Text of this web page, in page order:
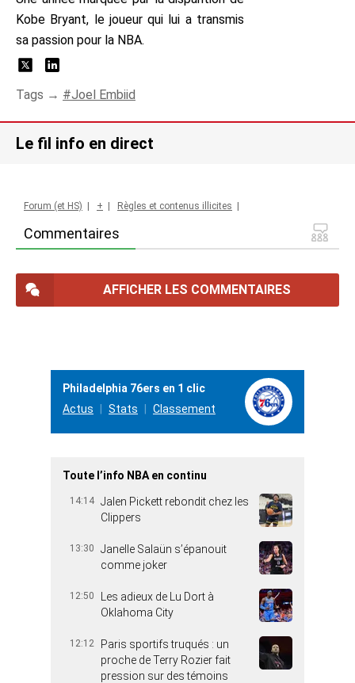
Kobe Bryant, le joueur qui lui a transmis
sa passion pour la NBA.
Tags → Joel Embiid
Le fil info en direct
Commentaires
Forum (et HS) | + | Règles et contenus illicites |
AFFICHER LES COMMENTAIRES
Philadelphia 76ers en 1 clic
Actus
Stats Classement
Toute l’info NBA en continu
14:14 Jalen Pickett rebondit chez les
Clippers
13:30
Janelle Salaün s’épanouit
comme joker
12:50
Les adieux de Lu Dort à
Oklahoma City
12:12
Paris sportifs truqués : un
proche de Terry Rozier fait
pression sur des témoins